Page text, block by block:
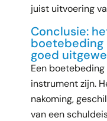
juist uitvoering
Conclusie:
boetebeding
goed
Een
instrument zijn.
nakoming,
van een